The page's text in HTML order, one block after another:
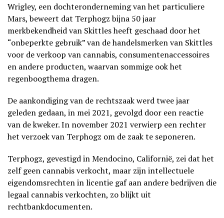
Wrigley, een dochteronderneming van het particuliere
Mars, beweert dat Terphogz bijna 50 jaar
merkbekendheid van Skittles heeft geschaad door het
“onbeperkte gebruik” van de handelsmerken van Skittles
voor de verkoop van cannabis, consumentenaccessoires
en andere producten, waarvan sommige ook het
regenboogthema dragen.
De aankondiging van de rechtszaak werd twee jaar
geleden gedaan, in mei 2021, gevolgd door een reactie
van de kweker. In november 2021 verwierp een rechter
het verzoek van Terphogz om de zaak te seponeren.
Terphogz, gevestigd in Mendocino, Californië, zei dat het
zelf geen cannabis verkocht, maar zijn intellectuele
eigendomsrechten in licentie gaf aan andere bedrijven die
legaal cannabis verkochten, zo blijkt uit
rechtbankdocumenten.